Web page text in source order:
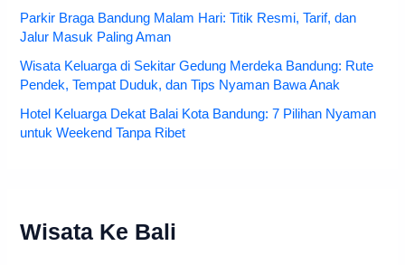
Parkir Braga Bandung Malam Hari: Titik Resmi, Tarif, dan
Jalur Masuk Paling Aman
Wisata Keluarga di Sekitar Gedung Merdeka Bandung: Rute
Pendek, Tempat Duduk, dan Tips Nyaman Bawa Anak
Hotel Keluarga Dekat Balai Kota Bandung: 7 Pilihan Nyaman
untuk Weekend Tanpa Ribet
Wisata Ke Bali